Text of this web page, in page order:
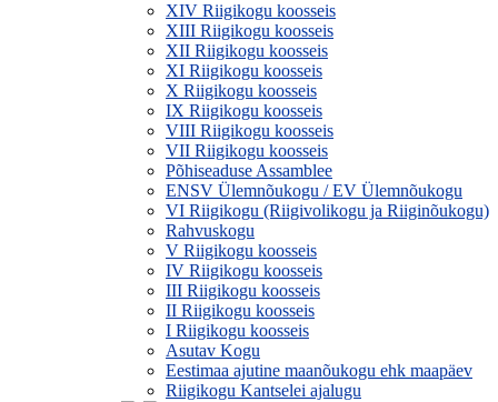
XIV Riigikogu koosseis
XIII Riigikogu koosseis
XII Riigikogu koosseis
XI Riigikogu koosseis
X Riigikogu koosseis
IX Riigikogu koosseis
VIII Riigikogu koosseis
VII Riigikogu koosseis
Põhiseaduse Assamblee
ENSV Ülemnõukogu / EV Ülemnõukogu
VI Riigikogu (Riigivolikogu ja Riiginõukogu)
Rahvuskogu
V Riigikogu koosseis
IV Riigikogu koosseis
III Riigikogu koosseis
II Riigikogu koosseis
I Riigikogu koosseis
Asutav Kogu
Eestimaa ajutine maanõukogu ehk maapäev
Riigikogu Kantselei ajalugu